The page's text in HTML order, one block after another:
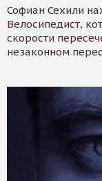
Софиан Сехили
Велосипедист,
скорости
незаконном